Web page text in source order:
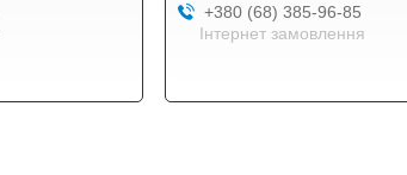
+380 (68) 385-96-85
Інтернет замовлення